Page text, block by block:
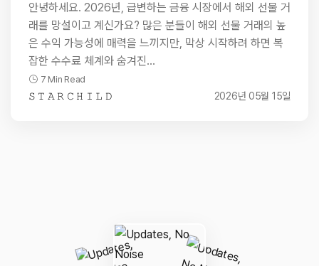
안녕하세요. 2026년, 급변하는 금융 시장에서 해외 선물 거
래를 망설이고 계신가요? 많은 분들이 해외 선물 거래의 높
은 수익 가능성에 매력을 느끼지만, 막상 시작하려 하면 복
잡한 수수료 체계와 숨겨진…
7 Min Read
𝚂 𝚃 𝙰 𝚁 𝙲 𝙷 𝙸 𝙻 𝙳 2026년 05월 15일